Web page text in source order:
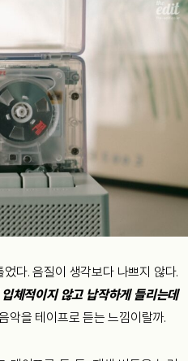
었다. 음질이 생각보다 나쁘지 않다.
체적이지 않고 납작하게 들리는데
악을 테이프로 듣는 느낌이랄까.